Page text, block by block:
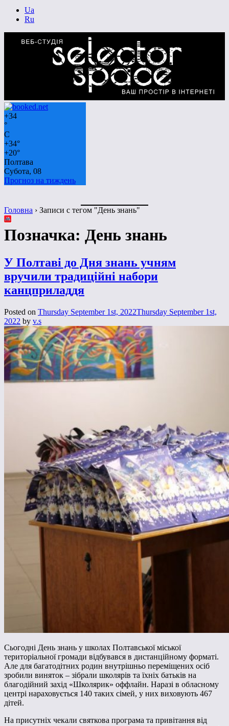
Ua
Ru
+34
°
C
+34°
+20°
Полтава
Субота, 08
Прогноз на тиждень
Головна › Записи с тегом "День знань"
Позначка: День знань
У Полтаві до Дня знань учням
вручили традиційні набори
канцприладдя
Posted on Thursday September 1st, 2022Thursday September 1st,
2022 by v.s
Сьогодні День знань у школах Полтавської міської
територіальної громади відбувався в дистанційному форматі.
Але для багатодітних родин внутрішньо переміщених осіб
зробили виняток – зібрали школярів та їхніх батьків на
благодійний захід «Школярик» оффлайн. Наразі в обласному
центрі нараховується 140 таких сімей, у них виховують 467
дітей.
На присутніх чекали святкова програма та привітання від